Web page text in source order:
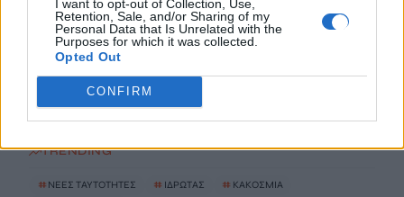
I want to opt-out of Collection, Use,
Retention, Sale, and/or Sharing of my
Personal Data that Is Unrelated with the
Purposes for which it was collected.
Opted Out
CONFIRM
ΟΠΕΚΑ: Νέα πληρωμή στις 7 Αυγούστου για τρίτεκνες και
πολύτεκνες οικογένειες
6 Αυγούστου, 2026
TRENDING
# ΝΕΕΣ ΤΑΥΤΟΤΗΤΕΣ # ΙΔΡΩΤΑΣ # ΚΑΚΟΣΜΙΑ